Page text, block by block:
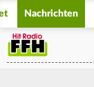
Nachrichten